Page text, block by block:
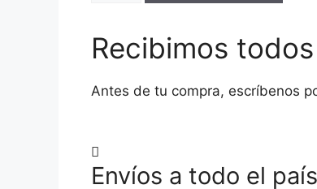
ML-
MORA-
Dama
Recibimos
Antes de tu compra, escríbenos
Envíos a todo el país